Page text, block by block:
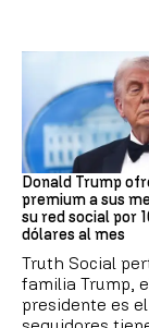
DONALD TRUMP
Donald Trump
premium a sus
su red social por
dólares al mes
Truth Social
familia Trump,
presidente es